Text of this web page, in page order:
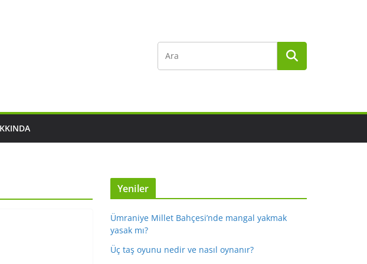
Yeniler
Ümraniye Millet Bahçesi’nde mangal yakmak
yasak mı?
Üç taş oyunu nedir ve nasıl oynanır?